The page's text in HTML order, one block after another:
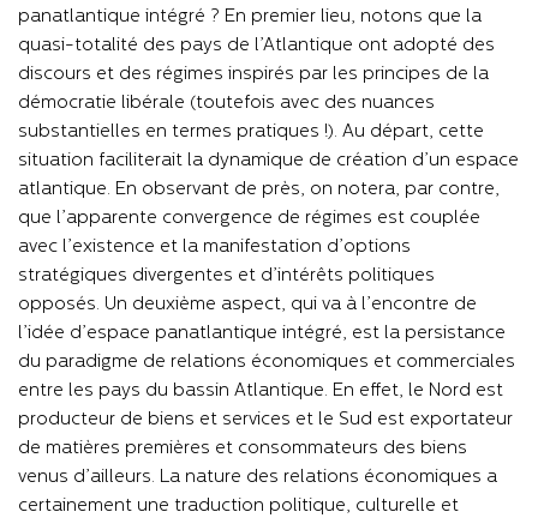
panatlantique intégré ? En premier lieu, notons que la
quasi-totalité des pays de l’Atlantique ont adopté des
discours et des régimes inspirés par les principes de la
démocratie libérale (toutefois avec des nuances
substantielles en termes pratiques !). Au départ, cette
situation faciliterait la dynamique de création d’un espace
atlantique. En observant de près, on notera, par contre,
que l’apparente convergence de régimes est couplée
avec l’existence et la manifestation d’options
stratégiques divergentes et d’intérêts politiques
opposés. Un deuxième aspect, qui va à l’encontre de
l’idée d’espace panatlantique intégré, est la persistance
du paradigme de relations économiques et commerciales
entre les pays du bassin Atlantique. En effet, le Nord est
producteur de biens et services et le Sud est exportateur
de matières premières et consommateurs des biens
venus d’ailleurs. La nature des relations économiques a
certainement une traduction politique, culturelle et